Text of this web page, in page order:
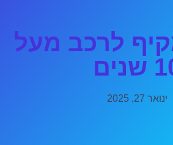
לרכב מעל
ינואר 27, 2025